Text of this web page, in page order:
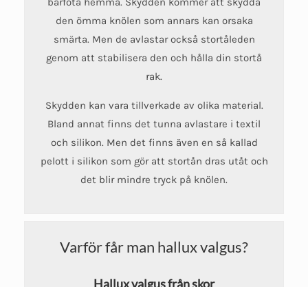
den ömma knölen som annars kan orsaka
smärta. Men de avlastar också stortåleden
genom att stabilisera den och hålla din stortå
rak.
Skydden kan vara tillverkade av olika material.
Bland annat finns det tunna avlastare i textil
och silikon. Men det finns även en så kallad
pelott i silikon som gör att stortån dras utåt och
det blir mindre tryck på knölen.
Varför får man hallux valgus?
Hallux valgus från skor